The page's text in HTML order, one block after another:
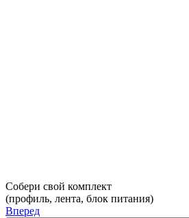
Собери свой комплект
(профиль, лента, блок питания)
Вперед